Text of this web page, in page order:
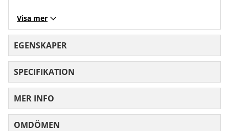
Visa mer
EGENSKAPER
SPECIFIKATION
MER INFO
OMDÖMEN